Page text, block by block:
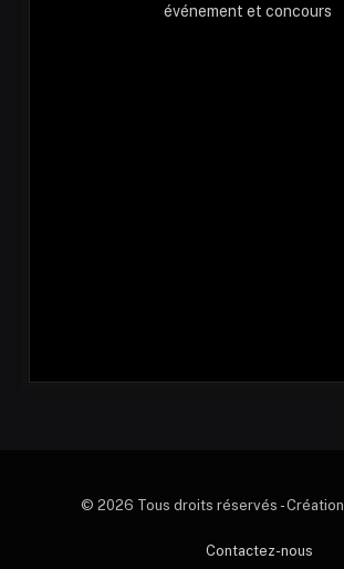
événement et concours
© 2026 Tous droits réservés - Création
Contactez-nous